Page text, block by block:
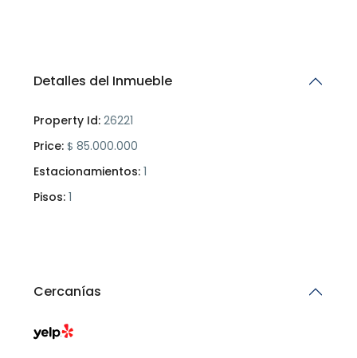
Detalles del Inmueble
Property Id: 26221
Price: $ 85.000.000
Estacionamientos: 1
Pisos: 1
Cercanías